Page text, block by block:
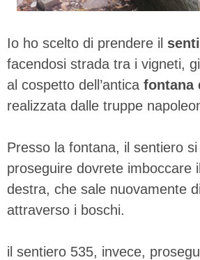
Io ho scelto di prendere il
facendosi strada tra i vigneti,
al cospetto dell’antica fontana
realizzata dalle truppe
Presso la fontana, il sentiero
proseguire dovrete imboccare
destra, che sale nuovamente
attraverso i boschi.
il sentiero 535, invece,